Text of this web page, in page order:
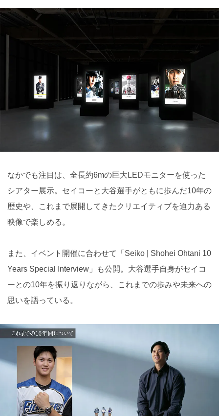
なかでも注目は、全長約6mの巨大LEDモニターを使った
シアター展示。セイコーと大谷選手がともに歩んだ10年の
歴史や、これまで展開してきたクリエイティブを迫力ある
映像で楽しめる。
また、イベント開催に合わせて「Seiko | Shohei Ohtani 10
Years Special Interview」も公開。大谷選手自身がセイコ
ーとの10年を振り返りながら、これまでの歩みや未来への
思いを語っている。